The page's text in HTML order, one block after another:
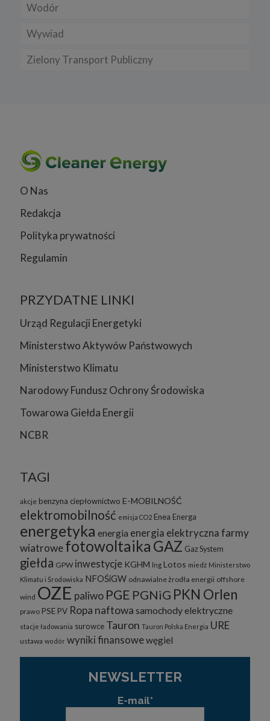
Wodór
Wywiad
Zielony Transport Publiczny
O Nas
Redakcja
Polityka prywatności
Regulamin
PRZYDATNE LINKI
Urząd Regulacji Energetyki
Ministerstwo Aktywów Państwowych
Ministerstwo Klimatu
Narodowy Fundusz Ochrony Środowiska
Towarowa Giełda Energii
NCBR
TAGI
akcje benzyna ciepłownictwo E-MOBILNOŚĆ
elektromobilność emisja CO2 Enea Energa
energetyka energia energia elektrycznafarmy
wiatrowefotowoltaika GAZ Gaz System
giełda GPW inwestycje KGHM lng Lotos miedź Ministerstwo
Klimatu i Środowiska NFOŚiGW odnawialne żrodła energii offshore
wind OZE paliwo PGE PGNiG PKN Orlen
prawo PSE PV Ropa naftowa samochody elektryczne
stacje ładowania surowce Tauron Tauron Polska Energia URE
ustawa wodór wyniki finansowewęgiel
NEWSLETTER
E-mail*